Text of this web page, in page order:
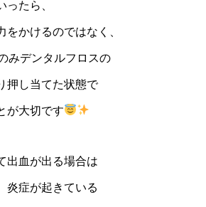
たら、
かけるのではなく、
みデンタルフロスの
押し当てた状態で
が大切です
出血が出る場合は
炎症が起きている